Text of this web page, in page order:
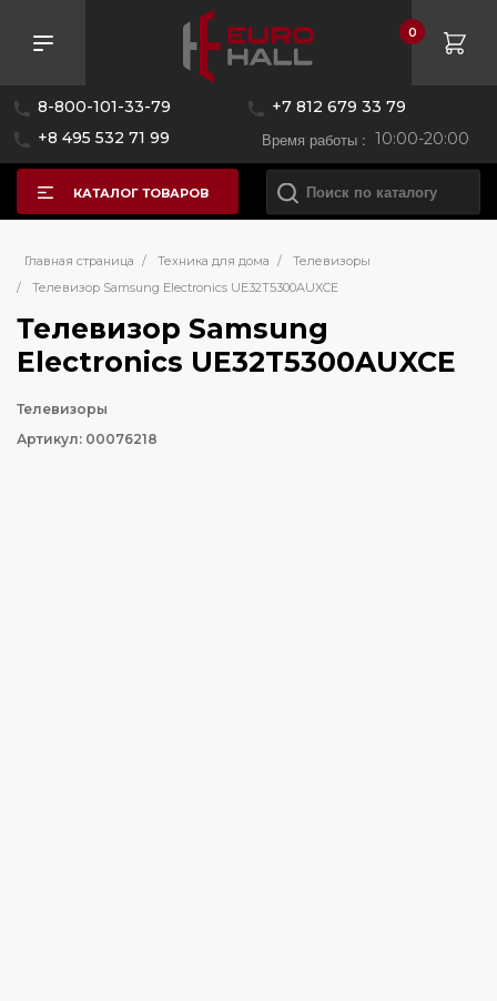
8-800-101-33-79
+7 812 679 33 79
+8 495 532 71 99
Время работы : 10:00-20:00
0
КАТАЛОГ ТОВАРОВ
Главная страница / Техника для дома /
Телевизоры
/
Телевизор Samsung Electronics UE32T5300AUXCE
Телевизор Samsung
Electronics UE32T5300AUXCE
Телевизоры
Артикул: 00076218